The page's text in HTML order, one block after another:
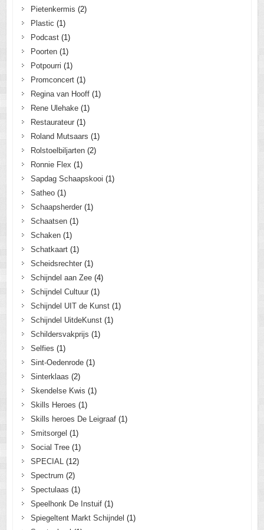
Pietenkermis (2)
Plastic (1)
Podcast(1)
Poorten(1)
Potpourri (1)
Promconcert(1)
Regina van Hooff(1)
Rene Ulehake(1)
Restaurateur(1)
Roland Mutsaars (1)
Rolstoelbiljarten(2)
Ronnie Flex (1)
Sapdag Schaapskooi (1)
Satheo(1)
Schaapsherder(1)
Schaatsen(1)
Schaken(1)
Schatkaart(1)
Scheidsrechter(1)
Schijndel aan Zee(4)
Schijndel Cultuur(1)
Schijndel UIT de Kunst(1)
Schijndel UitdeKunst(1)
Schildersvakprijs (1)
Selfies (1)
Sint-Oedenrode(1)
Sinterklaas (2)
Skendelse Kwis (1)
Skills Heroes (1)
Skills heroes De Leigraaf(1)
Smitsorgel (1)
Social Tree(1)
SPECIAL
(12)
Spectrum (2)
Spectulaas (1)
Speelhonk De Instuif(1)
Spiegeltent Markt Schijndel (1)